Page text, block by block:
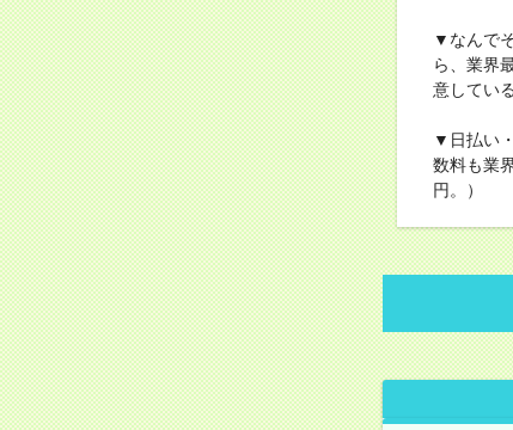
▼なんで
ら、業界
意してい
▼日払い
数料も業
円。）